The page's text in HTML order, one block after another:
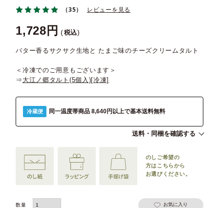
（35） レビューを見る
1,728 税込
バター香るサクサク生地と たまご味のチーズクリームタルト
＜冷凍でのご用意もございます＞
⇒ 大江ノ郷タルト(5個入)[冷凍]
冷蔵便 同一温度帯商品 8,640円以上で基本送料無料
送料・同梱を確認する
のしご希望の
方はこちらから
お選びください。
お気に入り